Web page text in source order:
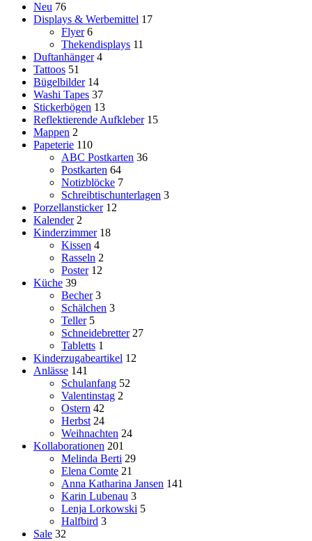
Neu 76
Displays & Werbemittel 17
Flyer 6
Thekendisplays 11
Duftanhänger 4
Tattoos 51
Bügelbilder 14
Washi Tapes 37
Stickerbögen 13
Reflektierende Aufkleber 15
Mappen 2
Papeterie 110
ABC Postkarten 36
Postkarten 64
Notizblöcke 7
Schreibtischunterlagen 3
Porzellansticker 12
Kalender 2
Kinderzimmer 18
Kissen 4
Rasseln 2
Poster 12
Küche 39
Becher 3
Schälchen 3
Teller 5
Schneidebretter 27
Tabletts 1
Kinderzugabeartikel 12
Anlässe 141
Schulanfang 52
Valentinstag 2
Ostern 42
Herbst 24
Weihnachten 24
Kollaborationen 201
Melinda Berti 29
Elena Comte 21
Anna Katharina Jansen 141
Karin Lubenau 3
Lenja Lorkowski 5
Halfbird 3
Sale 32